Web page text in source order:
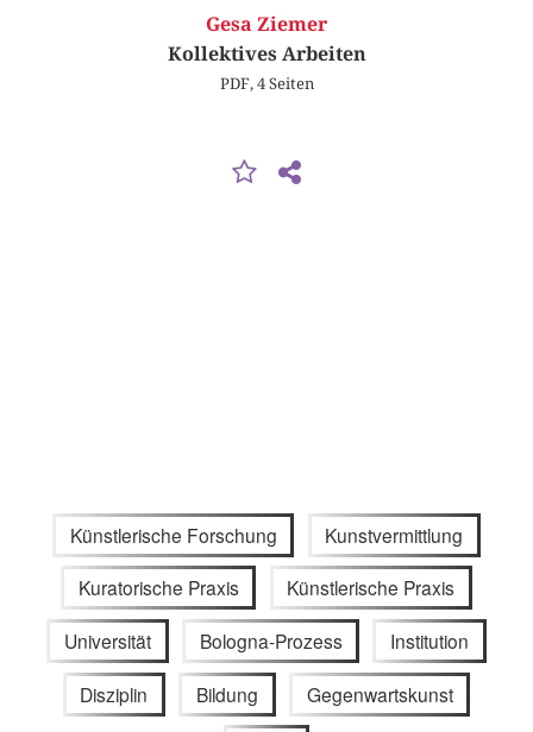
Gesa Ziemer
Kollektives Arbeiten
PDF, 4 Seiten
Künstlerische Forschung Kunstvermittlung
Kuratorische Praxis Künstlerische Praxis
Universität Bologna-Prozess Institution
Disziplin Bildung Gegenwartskunst